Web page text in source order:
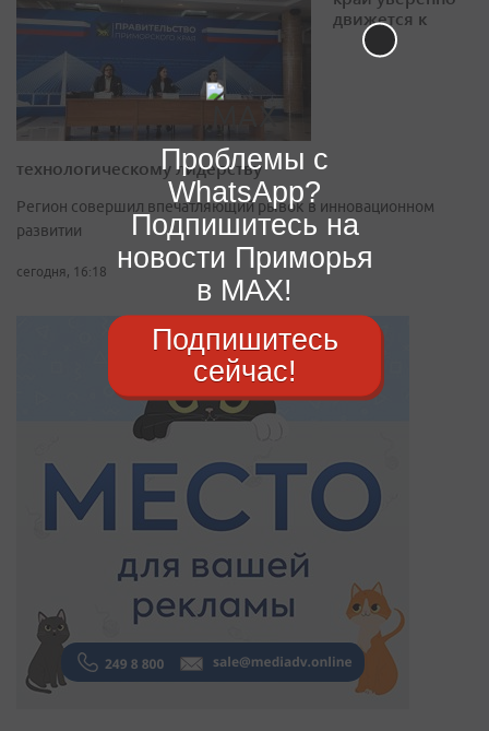
движется к
технологическому лидерству
Регион совершил впечатляющий рывок в инновационном
развитии
сегодня, 16:18
Проблемы с
WhatsApp?
Подпишитесь на
новости Приморья
в MAX!
Подпишитесь
сейчас!